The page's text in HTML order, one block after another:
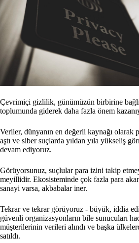
Çevrimiçi gizlilik, günümüzün birbirine
toplumunda giderek daha fazla önem
Veriler, dünyanın en değerli kaynağı olarak
aştı ve siber suçlarda yıldan yıla yükseliş
devam ediyoruz.
Görüyorsunuz, suçlular para izini takip
meyillidir. Ekosisteminde çok fazla para
sanayi varsa, akbabalar iner.
Tekrar ve tekrar görüyoruz - büyük, iddia
güvenli organizasyonların bile sunucuları
müşterilerinin verileri alındı ve başka
satıldı.